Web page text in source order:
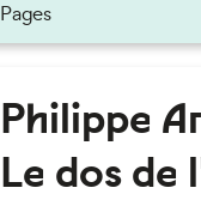
Pages
Philippe
Le dos de